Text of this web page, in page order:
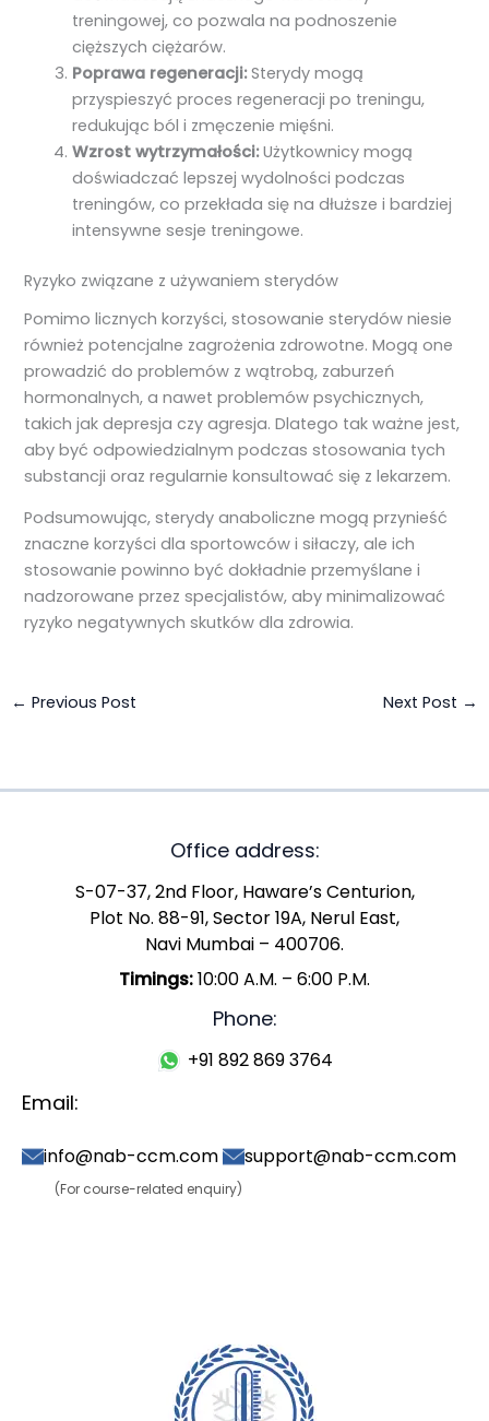
treningowej, co pozwala na podnoszenie
cięższych ciężarów.
Poprawa regeneracji:Sterydy mogą
przyspieszyć proces regeneracji po treningu,
redukując ból i zmęczenie mięśni.
Wzrost wytrzymałości:Użytkownicy mogą
doświadczać lepszej wydolności podczas
treningów, co przekłada się na dłuższe i bardziej
intensywne sesje treningowe.
Ryzyko związane z używaniem sterydów
Pomimo licznych korzyści, stosowanie sterydów niesie
również potencjalne zagrożenia zdrowotne. Mogą one
prowadzić do problemów z wątrobą, zaburzeń
hormonalnych, a nawet problemów psychicznych,
takich jak depresja czy agresja. Dlatego tak ważne jest,
aby być odpowiedzialnym podczas stosowania tych
substancji oraz regularnie konsultować się z lekarzem.
Podsumowując, sterydy anaboliczne mogą przynieść
znaczne korzyści dla sportowców i siłaczy, ale ich
stosowanie powinno być dokładnie przemyślane i
nadzorowane przez specjalistów, aby minimalizować
ryzyko negatywnych skutków dla zdrowia.
← Previous Post Next Post →
Office address:
S-07-37, 2nd Floor, Haware’s Centurion,
Plot No. 88-91, Sector 19A, Nerul East,
Navi Mumbai – 400706.
Timings:10:00 A.M. – 6:00 P.M.
Phone:
+91 892 869 3764
Email:
info@nab-ccm.com support@nab-ccm.com
(For course-related enquiry)